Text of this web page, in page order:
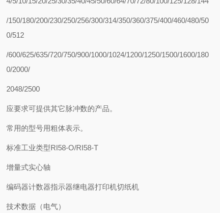
/150/180/200/230/250/256/300/314/350/360/375/400/460/480/50
0/512
/600/625/635/720/750/900/1000/1024/1200/1250/1500/1600/180
0/2000/
2048/2500
应要求可提供其它脉冲数的产品。
常用的型号用粗体表示。
标准工业类型RI58-O/RI58-T
增量式实心轴
编码器计数器指示器继电器打印机切纸机
技术数据（电气）